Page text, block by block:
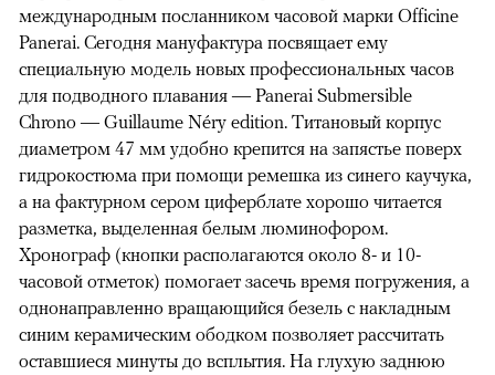
международным посланником часовой марки Officine
Panerai. Сегодня мануфактура посвящает ему
специальную модель новых профессиональных часов
для подводного плавания — Panerai Submersible
Chrono — Guillaume Néry edition. Титановый корпус
диаметром 47 мм удобно крепится на запястье поверх
гидрокостюма при помощи ремешка из синего каучука,
а на фактурном сером циферблате хорошо читается
разметка, выделенная белым люминофором.
Хронограф (кнопки располагаются около 8- и 10-
часовой отметок) помогает засечь время погружения, а
однонаправленно вращающийся безель с накладным
синим керамическим ободком позволяет рассчитать
оставшиеся минуты до всплытия. На глухую заднюю